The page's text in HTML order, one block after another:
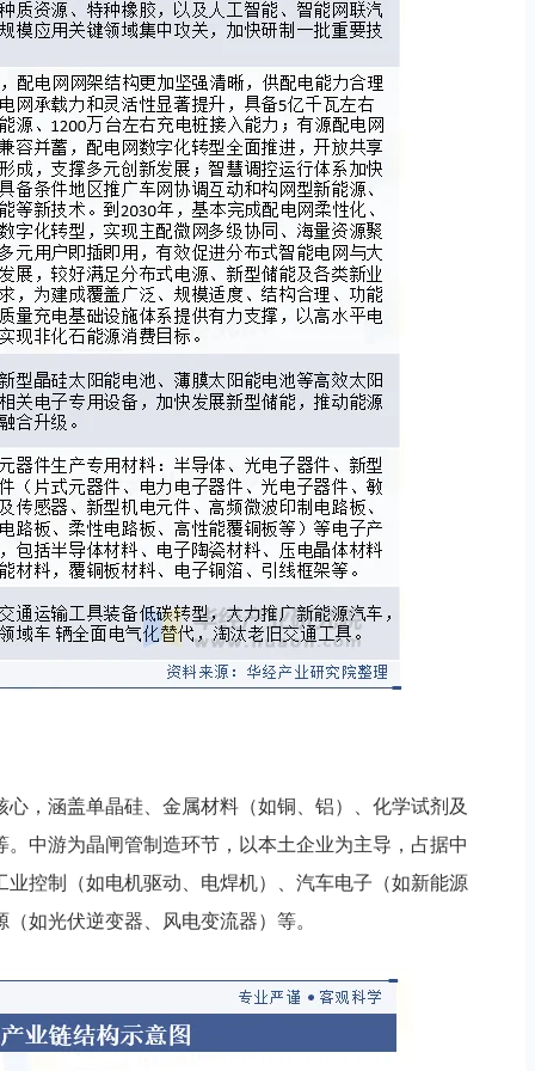
，涵盖单晶硅、金属材料（如铜、铝）、化学试剂及
中游为晶闸管制造环节，以本土企业为主导，占据中
控制（如电机驱动、电焊机）、汽车电子（如新能源
如光伏逆变器、风电变流器）等。